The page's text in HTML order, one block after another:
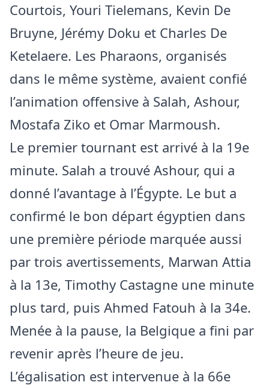
Courtois, Youri Tielemans, Kevin De
Bruyne, Jérémy Doku et Charles De
Ketelaere. Les Pharaons, organisés
dans le même système, avaient confié
l’animation offensive à Salah, Ashour,
Mostafa Ziko et Omar Marmoush.
Le premier tournant est arrivé à la 19e
minute. Salah a trouvé Ashour, qui a
donné l’avantage à l’Égypte. Le but a
confirmé le bon départ égyptien dans
une première période marquée aussi
par trois avertissements, Marwan Attia
à la 13e, Timothy Castagne une minute
plus tard, puis Ahmed Fatouh à la 34e.
Menée à la pause, la Belgique a fini par
revenir après l’heure de jeu.
L’égalisation est intervenue à la 66e